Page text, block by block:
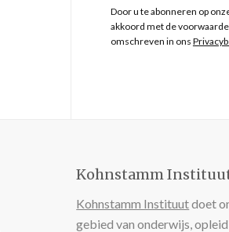
Door u te abonneren op
akkoord met de
omschreven in ons
Kohnstamm
Kohnstamm Instituutdoet
gebied van onderwijs,